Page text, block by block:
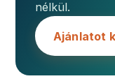
nélkül.
Ajánlatot